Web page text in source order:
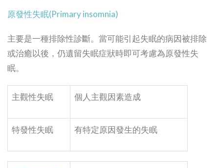
原發性失眠(Primary insomnia)
主要是一種排除性診斷。當可能引起失眠的病因被排除
或治癒以後，仍遺留失眠症狀時即可考慮為原發性失
眠。
主觀性失眠 個人主觀因素造成
特發性失眠 有特定原因發生的失眠